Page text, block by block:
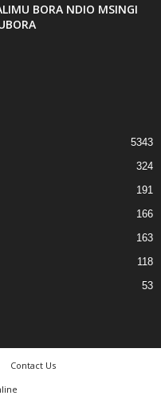
BORA NDIO MSINGI
5343
324
191
166
163
118
53
Contact Us